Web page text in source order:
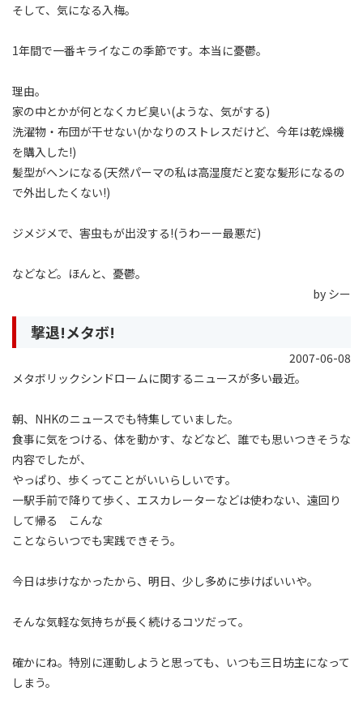
そして、気になる入梅。
1年間で一番キライなこの季節です。本当に憂鬱。
理由。
家の中とかが何となくカビ臭い(ような、気がする)
洗濯物・布団が干せない(かなりのストレスだけど、今年は乾燥機
を購入した!)
髪型がヘンになる(天然パーマの私は高湿度だと変な髪形になるの
で外出したくない!)
ジメジメで、害虫もが出没する!(うわーー最悪だ)
などなど。ほんと、憂鬱。
by シー
撃退!メタボ!
2007-06-08
メタボリックシンドロームに関するニュースが多い最近。
朝、NHKのニュースでも特集していました。
食事に気をつける、体を動かす、などなど、誰でも思いつきそうな
内容でしたが、
やっぱり、歩くってことがいいらしいです。
一駅手前で降りて歩く、エスカレーターなどは使わない、遠回り
して帰る こんな
ことならいつでも実践できそう。
今日は歩けなかったから、明日、少し多めに歩けばいいや。
そんな気軽な気持ちが長く続けるコツだって。
確かにね。特別に運動しようと思っても、いつも三日坊主になって
しまう。